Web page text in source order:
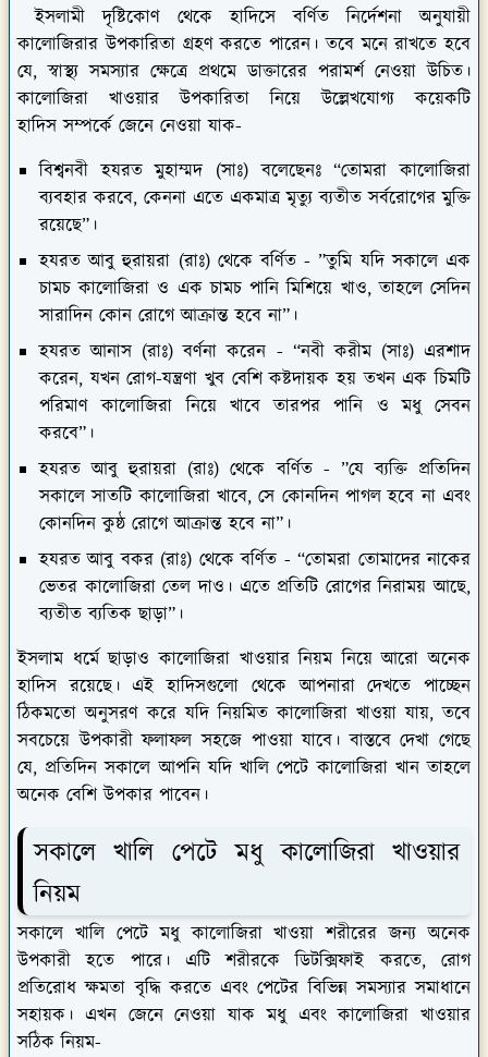
ইসলামী দৃষ্টিকোণ থেকে হাদিসে বর্ণিত নির্দেশনা অনুযায়ী
কালোজিরার উপকারিতা গ্রহণ করতে পারেন। তবে মনে রাখতে হবে
যে, স্বাস্থ্য সমস্যার ক্ষেত্রে প্রথমে ডাক্তারের পরামর্শ নেওয়া উচিত।
কালোজিরা খাওয়ার উপকারিতা নিয়ে উল্লেখযোগ্য কয়েকটি
হাদিস সম্পর্কে জেনে নেওয়া যাক-
বিশ্বনবী হযরত মুহাম্মদ (সাঃ) বলেছেনঃ“তোমরা কালোজিরা
ব্যবহার করবে, কেননা এতে একমাত্র মৃত্যু ব্যতীত সর্বরোগের মুক্তি
রয়েছে”।
হযরত আবু হুরায়রা (রাঃ) থেকে বর্ণিত -”তুমি যদি সকালে এক
চামচ কালোজিরা ও এক চামচ পানি মিশিয়ে খাও, তাহলে সেদিন
সারাদিন কোন রোগে আক্রান্ত হবে না”।
হযরত আনাস (রাঃ) বর্ণনা করেন - “নবী করীম (সাঃ) এরশাদ
করেন, যখন রোগ-যন্ত্রণা খুব বেশি কষ্টদায়ক হয় তখন এক চিমটি
পরিমাণ কালোজিরা নিয়ে খাবে তারপর পানি ও মধু সেবন
করবে”।
হযরত আবু হুরায়রা (রাঃ) থেকে বর্ণিত - ”যে ব্যক্তি প্রতিদিন
সকালে সাতটি কালোজিরা খাবে, সে কোনদিন পাগল হবে না এবং
কোনদিন কুষ্ঠ রোগে আক্রান্ত হবে না”।
হযরত আবু বকর (রাঃ) থেকে বর্ণিত -“তোমরা তোমাদের নাকের
ভেতর কালোজিরা তেল দাও। এতে প্রতিটি রোগের নিরাময় আছে,
ব্যতীত ব্যতিক ছাড়া”।
ইসলাম ধর্মে ছাড়াও কালোজিরা খাওয়ার নিয়ম নিয়ে আরো অনেক
হাদিস রয়েছে। এই হাদিসগুলো থেকে আপনারা দেখতে পাচ্ছেন
ঠিকমতো অনুসরণ করে যদি নিয়মিত কালোজিরা খাওয়া যায়, তবে
সবচেয়ে উপকারী ফলাফল সহজে পাওয়া যাবে। বাস্তবে দেখা গেছে
যে, প্রতিদিন সকালে আপনি যদি খালি পেটে কালোজিরা খান তাহলে
অনেক বেশি উপকার পাবেন।
সকালে খালি পেটে মধু কালোজিরা খাওয়ার
নিয়ম
সকালে খালি পেটে মধু কালোজিরা খাওয়া শরীরের জন্য অনেক
উপকারী হতে পারে। এটি শরীরকে ডিটক্সিফাই করতে, রোগ
প্রতিরোধ ক্ষমতা বৃদ্ধি করতে এবং পেটের বিভিন্ন সমস্যার সমাধানে
সহায়ক। এখন জেনে নেওয়া যাক মধু এবং কালোজিরা খাওয়ার
সঠিক নিয়ম-